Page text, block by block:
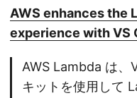
AWS enhances the
experience with VS
AWS Lambda は、
キットを使用して